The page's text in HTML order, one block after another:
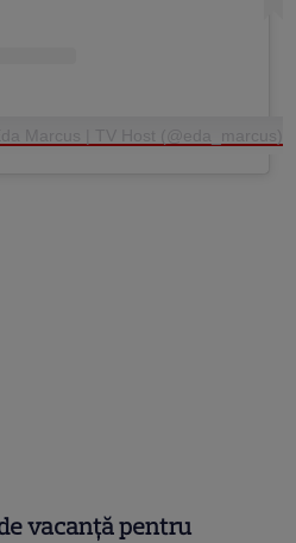
Marcus | TV Host (@eda_marcus)
vacanță pentru